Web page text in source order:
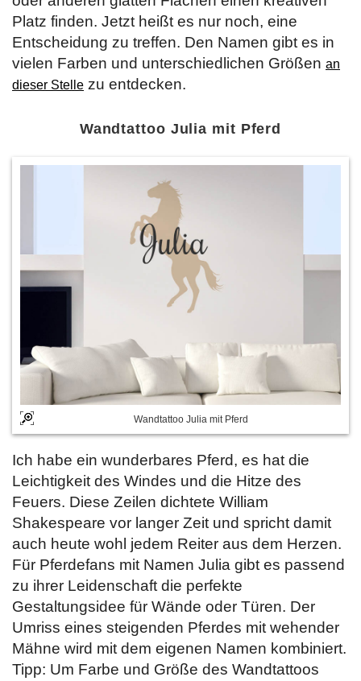
Platz finden. Jetzt heißt es nur noch, eine
Entscheidung zu treffen. Den Namen gibt es in
vielen Farben und unterschiedlichen Größen an
dieser Stelle zu entdecken.
Wandtattoo Julia mit Pferd
Wandtattoo Julia mit Pferd
Ich habe ein wunderbares Pferd, es hat die
Leichtigkeit des Windes und die Hitze des
Feuers. Diese Zeilen dichtete William
Shakespeare vor langer Zeit und spricht damit
auch heute wohl jedem Reiter aus dem Herzen.
Für Pferdefans mit Namen Julia gibt es passend
zu ihrer Leidenschaft die perfekte
Gestaltungsidee für Wände oder Türen. Der
Umriss eines steigenden Pferdes mit wehender
Mähne wird mit dem eigenen Namen kombiniert.
Tipp: Um Farbe und Größe des Wandtattoos